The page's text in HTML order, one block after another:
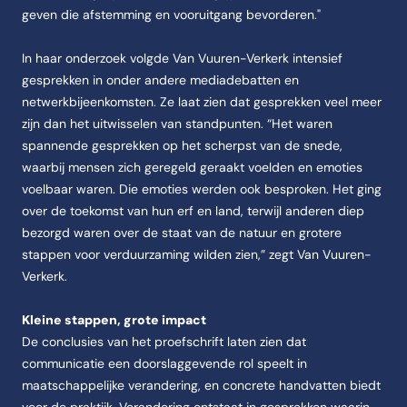
geven die afstemming en vooruitgang bevorderen."
In haar onderzoek volgde Van Vuuren-Verkerk intensief
gesprekken in onder andere mediadebatten en
netwerkbijeenkomsten. Ze laat zien dat gesprekken veel meer
zijn dan het uitwisselen van standpunten. “Het waren
spannende gesprekken op het scherpst van de snede,
waarbij mensen zich geregeld geraakt voelden en emoties
voelbaar waren. Die emoties werden ook besproken. Het ging
over de toekomst van hun erf en land, terwijl anderen diep
bezorgd waren over de staat van de natuur en grotere
stappen voor verduurzaming wilden zien,” zegt Van Vuuren-
Verkerk.
Kleine stappen, grote impact
De conclusies van het proefschrift laten zien dat
communicatie een doorslaggevende rol speelt in
maatschappelijke verandering, en concrete handvatten biedt